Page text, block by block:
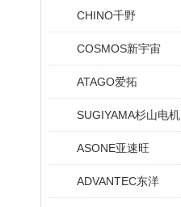
CHINO千野
COSMOS新宇宙
ATAGO爱拓
SUGIYAMA杉山电机
ASONE亚速旺
ADVANTEC东洋